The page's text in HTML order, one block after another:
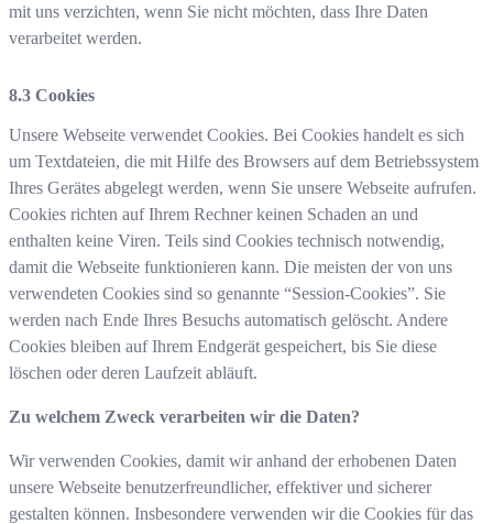
mit uns verzichten, wenn Sie nicht möchten, dass Ihre Daten
verarbeitet werden.
Cookies
Unsere Webseite verwendet Cookies. Bei Cookies handelt es sich
um Textdateien, die mit Hilfe des Browsers auf dem Betriebssystem
Ihres Gerätes abgelegt werden, wenn Sie unsere Webseite aufrufen.
Cookies richten auf Ihrem Rechner keinen Schaden an und
enthalten keine Viren. Teils sind Cookies technisch notwendig,
damit die Webseite funktionieren kann. Die meisten der von uns
verwendeten Cookies sind so genannte “Session-Cookies”. Sie
werden nach Ende Ihres Besuchs automatisch gelöscht. Andere
Cookies bleiben auf Ihrem Endgerät gespeichert, bis Sie diese
löschen oder deren Laufzeit abläuft.
Zu welchem Zweck verarbeiten wir die Daten?
Wir verwenden Cookies, damit wir anhand der erhobenen Daten
unsere Webseite benutzerfreundlicher, effektiver und sicherer
gestalten können. Insbesondere verwenden wir die Cookies für das